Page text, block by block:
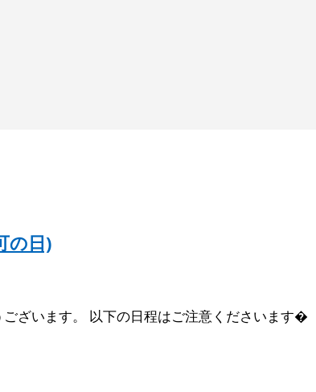
の日)
ざいます。 以下の日程はご注意くださいます�